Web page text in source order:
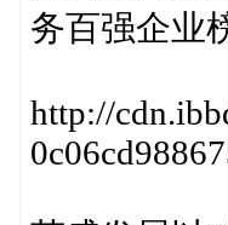
务百强企业
http://